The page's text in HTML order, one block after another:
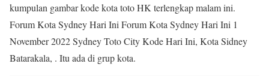
kumpulan gambar kode kota toto HK terlengkap malam ini.
Forum Kota Sydney Hari Ini Forum Kota Sydney Hari Ini 1
November 2022 Sydney Toto City Kode Hari Ini, Kota Sidney
Batarakala, . Itu ada di grup kota.